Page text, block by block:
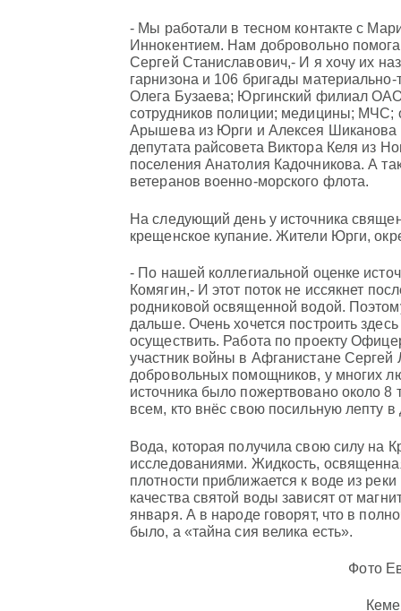
- Мы работали в тесном контакте с
Иннокентием. Нам добровольно
Сергей Станиславович,- И я хочу их
гарнизона и 106 бригады
Олега Бузаева; Юргинский филиал
сотрудников полиции; медицины; МЧС;
Арышева из Юрги и Алексея Шиканова
депутата райсовета Виктора Келя из
поселения Анатолия Кадочникова. А
ветеранов военно-морского флота.
На следующий день у источника
крещенское купание. Жители Юрги,
- По нашей коллегиальной оценке
Комягин,- И этот поток не иссякнет
родниковой освященной водой.
дальше. Очень хочется построить
осуществить. Работа по проекту
участник войны в Афганистане
добровольных помощников, у многих
источника было пожертвовано около
всем, кто внёс свою посильную лепту в
Вода, которая получила свою силу на
исследованиями. Жидкость,
плотности приближается к воде из
качества святой воды зависят от
января. А в народе говорят, что в
было, а «тайна сия велика есть».
Фото